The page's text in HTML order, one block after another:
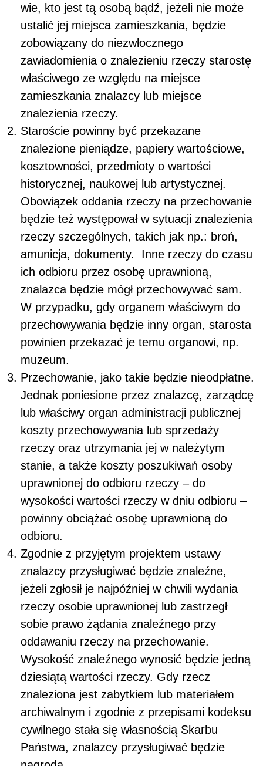
wie, kto jest tą osobą bądź, jeżeli nie może
ustalić jej miejsca zamieszkania, będzie
zobowiązany do niezwłocznego
zawiadomienia o znalezieniu rzeczy starostę
właściwego ze względu na miejsce
zamieszkania znalazcy lub miejsce
znalezienia rzeczy.
Staroście powinny być przekazane
znalezione pieniądze, papiery wartościowe,
kosztowności, przedmioty o wartości
historycznej, naukowej lub artystycznej.
Obowiązek oddania rzeczy na przechowanie
będzie też występował w sytuacji znalezienia
rzeczy szczególnych, takich jak np.: broń,
amunicja, dokumenty. Inne rzeczy do czasu
ich odbioru przez osobę uprawnioną,
znalazca będzie mógł przechowywać sam.
W przypadku, gdy organem właściwym do
przechowywania będzie inny organ, starosta
powinien przekazać je temu organowi, np.
muzeum.
Przechowanie, jako takie będzie nieodpłatne.
Jednak poniesione przez znalazcę, zarządcę
lub właściwy organ administracji publicznej
koszty przechowywania lub sprzedaży
rzeczy oraz utrzymania jej w należytym
stanie, a także koszty poszukiwań osoby
uprawnionej do odbioru rzeczy – do
wysokości wartości rzeczy w dniu odbioru –
powinny obciążać osobę uprawnioną do
odbioru.
Zgodnie z przyjętym projektem ustawy
znalazcy przysługiwać będzie znaleźne,
jeżeli zgłosił je najpóźniej w chwili wydania
rzeczy osobie uprawnionej lub zastrzegł
sobie prawo żądania znaleźnego przy
oddawaniu rzeczy na przechowanie.
Wysokość znaleźnego wynosić będzie jedną
dziesiątą wartości rzeczy. Gdy rzecz
znaleziona jest zabytkiem lub materiałem
archiwalnym i zgodnie z przepisami kodeksu
cywilnego stała się własnością Skarbu
Państwa, znalazcy przysługiwać będzie